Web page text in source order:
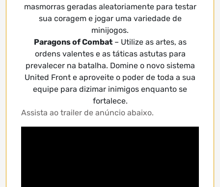
masmorras geradas aleatoriamente para testar
sua coragem e jogar uma variedade de
minijogos.
Paragons of Combat– Utilize as artes, as
ordens valentes e as táticas astutas para
prevalecer na batalha. Domine o novo sistema
United Front e aproveite o poder de toda a sua
equipe para dizimar inimigos enquanto se
fortalece.
Assista ao trailer de anúncio abaixo.